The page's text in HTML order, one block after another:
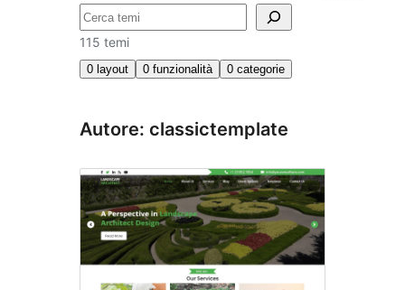
Cerca
115 temi
0 layout 0 funzionalità 0 categorie
Autore: classictemplate